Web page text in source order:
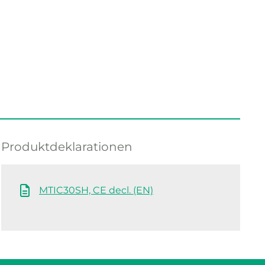
Produktdeklarationen
MTIC30SH, CE decl. (EN)